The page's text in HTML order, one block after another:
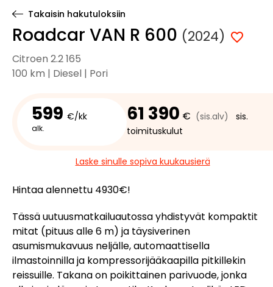
Takaisin hakutuloksiin
Roadcar VAN R 600 (2024)
Citroen 2.2 165
100 km | Diesel | Pori
599 €/kk
alk.
61 390 € (sis.alv)sis.
toimituskulut
Laske sinulle sopiva kuukausierä
Hintaa alennettu 4930€!
Tässä uutuusmatkailuautossa yhdistyvät kompaktit
mitat (pituus alle 6 m) ja täysiverinen
asumismukavuus neljälle, automaattisella
ilmastoinnilla ja kompressorijääkaapilla pitkillekin
reissuille. Takana on poikittainen parivuode, jonka